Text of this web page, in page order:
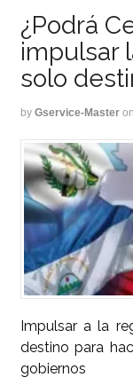
¿Podrá
impulsar
solo
by Gservice-Master on
Impulsar a la
destino para
gobiernos